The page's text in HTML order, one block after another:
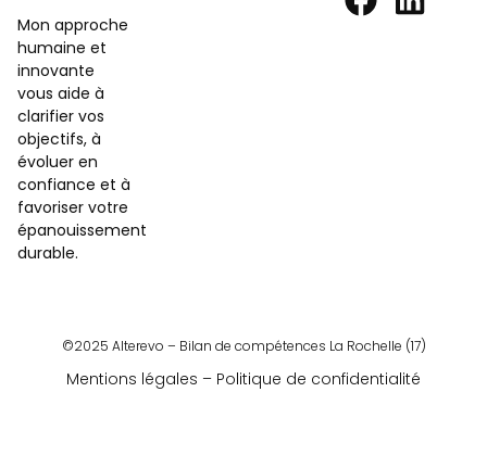
Mon approche
humaine et
innovante
vous aide à
clarifier vos
objectifs, à
évoluer en
confiance et à
favoriser votre
épanouissement
durable.
©2025 Alterevo – Bilan de compétences La Rochelle (17)
Mentions légales – Politique de confidentialité